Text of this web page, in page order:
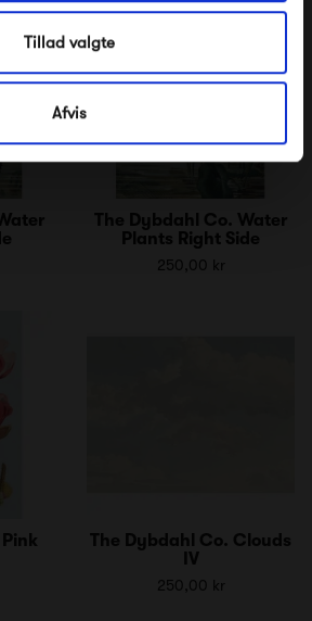
Tillad valgte
Afvis
The Dybdahl Co. Water
Plants Right Side
250,00 kr
The Dybdahl Co. Clouds
IV
250,00 kr